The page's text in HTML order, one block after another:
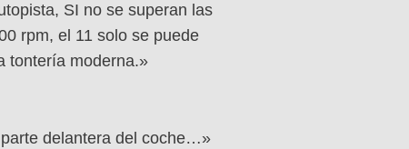
SI no se superan las
rpm, el 11 solo se puede
tontería moderna.»
delantera del coche…»